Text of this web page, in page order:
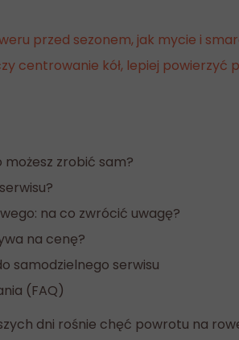
przed sezonem, jak mycie i
centrowanie kół, lepiej powierzyć
możesz zrobić sam?
na co zwrócić uwagę?
na cenę?
samodzielnego serwisu
(FAQ)
dni rośnie chęć powrotu na